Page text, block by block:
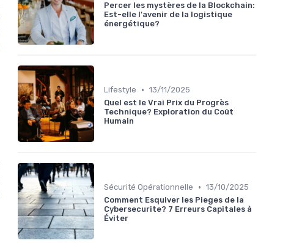
Percer les mystères de la Blockchain:
Est-elle l'avenir de la logistique
énergétique?
Lifestyle • 13/11/2025
Quel est le Vrai Prix du Progrès
Technique? Exploration du Coût
Humain
Sécurité Opérationnelle • 13/10/2025
Comment Esquiver les Pieges de la
Cybersecurite? 7 Erreurs Capitales à
Éviter